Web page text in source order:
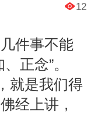
12
件事不能
正念”。
就是我们得
经上讲，